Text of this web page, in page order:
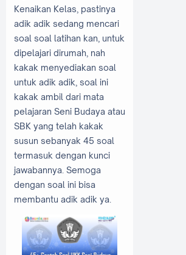
Kenaikan Kelas, pastinya
adik adik sedang mencari
soal soal latihan kan, untuk
dipelajari dirumah, nah
kakak menyediakan soal
untuk adik adik, soal ini
kakak ambil dari mata
pelajaran Seni Budaya atau
SBK yang telah kakak
susun sebanyak 45 soal
termasuk dengan kunci
jawabannya. Semoga
dengan soal ini bisa
membantu adik adik ya.